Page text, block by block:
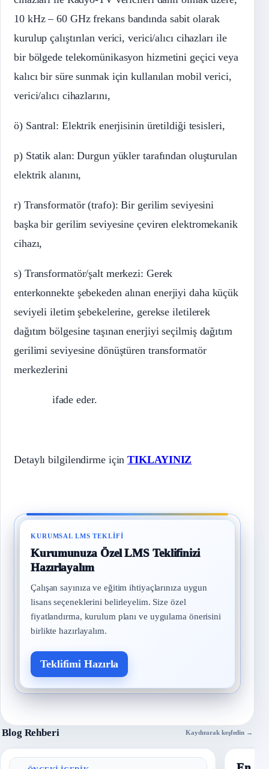
10 kHz– 60 GHzfrekans bandında sabit olarak
kurulup çalıştırılan verici, verici/alıcı cihazları ile
bir bölgede telekomünikasyon hizmetini geçici veya
kalıcı bir süre sunmak için kullanılan mobil verici,
verici/alıcı cihazlarını,
ö) Santral: Elektrik enerjisinin üretildiği tesisleri,
p) Statik alan: Durgun yükler tarafından oluşturulan
elektrik alanını,
r) Transformatör (trafo): Bir gerilim seviyesini
başka bir gerilim seviyesine çeviren elektromekanik
cihazı,
s) Transformatör/şalt merkezi: Gerek
enterkonnekteşebekeden alınan enerjiyi daha küçük
seviyeli iletim şebekelerine, gerekse iletilerek
dağıtım bölgesine taşınan enerjiyi seçilmiş dağıtım
gerilimi seviyesine dönüştüren transformatör
merkezlerini
ifade eder.
Detaylı bilgilendirme içinTIKLAYINIZ
KURUMSAL LMS TEKLIFI
Kurumunuza Özel LMS Teklifinizi
Hazırlayalım
Çalışan sayınıza ve eğitim ihtiyaçlarınıza uygun
lisans seçeneklerini belirleyelim. Size özel
fiyatlandırma, kurulum planı ve uygulama önerisini
birlikte hazırlayalım.
Teklifimi Hazırla
Blog Rehberi Kaydırarak keşfedin →